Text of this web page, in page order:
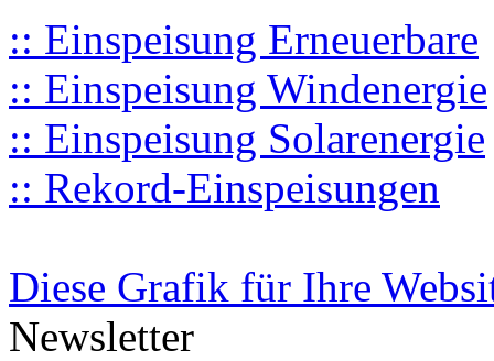
:: Einspeisung Erneuerbare
:: Einspeisung Windenergie
:: Einspeisung Solarenergie
:: Rekord-Einspeisungen
Diese Grafik für Ihre
Newsletter